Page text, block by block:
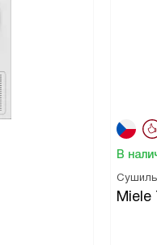
В
Miele